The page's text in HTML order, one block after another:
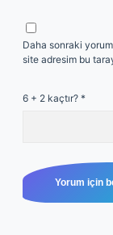
Daha sonraki
site adresim bu
6 + 2 kaçtır? *